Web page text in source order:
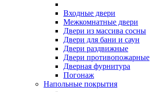
Входные двери
Межкомнатные двери
Двери из массива сосны
Двери для бани и саун
Двери раздвижные
Двери противопожарные
Дверная фурнитура
Погонаж
Напольные покрытия